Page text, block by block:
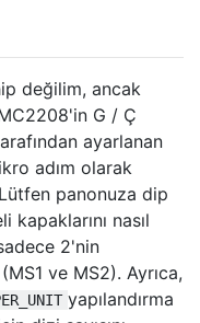
değilim, ancak
G / Ç
ayarlanan
adım olarak
panonuza dip
kapaklarını nasıl
2'nin
(MS1 ve MS2). Ayrıca,
yapılandırma